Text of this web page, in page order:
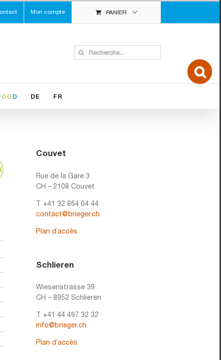
Mon compte PANIER
Search
for:
OO D DE FR
Couvet
Rue de la Gare 3
CH – 2108 Couvet
T +41 32 864 04 44
contact@brieger.ch
Plan d’accès
Schlieren
Wiesenstrasse 39
CH – 8952 Schlieren
T +41 44 497 32 32
info@brieger.ch
Plan d’accès
Toggle
Sliding
Bar